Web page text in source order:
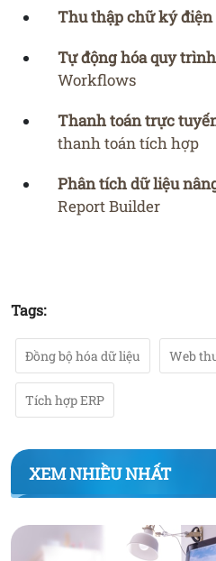
Thu thập chữ ký
Tự động hóa quy trình
Workflows
Thanh toán trực
thanh toán tích hợp
Phân tích dữ liệu
Report Builder
Tags:
Đồng bộ hóa dữ liệu Web
Tích hợp ERP
XEM NHIỀU NHẤT